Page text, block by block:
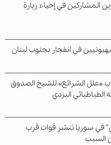
المشاركين في إحياء زيارة
في انفجار بجنوب لبنان
«علل الشرائع» للشيخ الصدوق
الطباطبائي اليزدي
في سوريا تنشر قوات قرب
السبب